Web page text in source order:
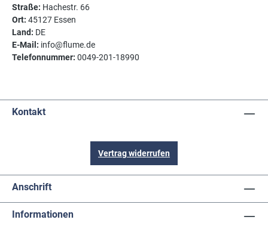
Straße: Hachestr. 66
Ort: 45127 Essen
Land: DE
E-Mail: info@flume.de
Telefonnummer: 0049-201-18990
Kontakt
Vertrag widerrufen
Anschrift
Informationen